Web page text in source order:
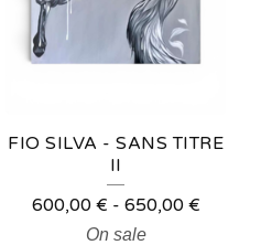
FIO SILVA - SANS TITRE
II
600,00 € - 650,00 €
On sale